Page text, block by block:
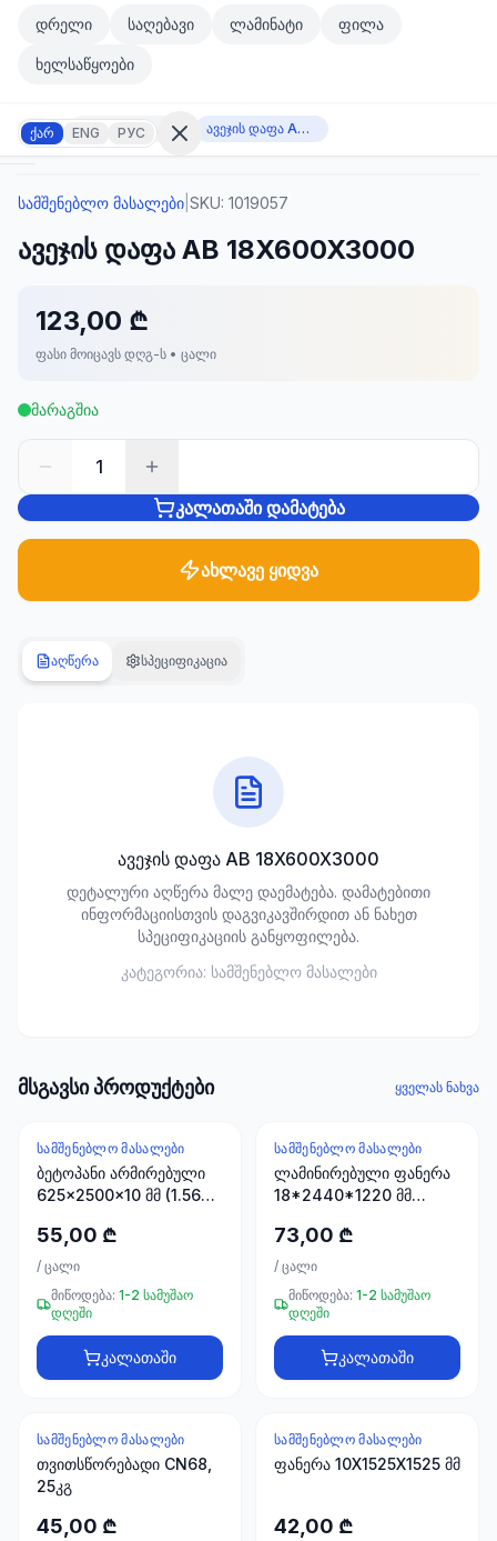
მთავარ კონტენტზე გადასვლა
მთავარ კონტენტზე გადასვლა
დრელი საღებავი ლამინატი ფილა
ხელსაწყოები
ქარ ENG РУС
შესვლა
არ
გაქვთ
ᲙᲐᲢᲔᲒᲝᲠᲘᲔᲑᲘ
სანტექნიკა
ეზო
701
კლიმატური
ტექნიკა
ელექტრო
მასალები
პროდუქტი
სამაგრები
პროდუქტი
სახლი და
ინტერიერი
10
პროდუქტი
+995
23
66
33
სამშენებლო მასალები ავეჯის დაფა АВ 18X600X3000
სამშენებლო მასალები SKU: 1019057
ავეჯის დაფა АВ 18X600X3000
123,00 ₾
ფასი მოიცავს დღგ-ს • ცალი
მარაგშია
1
კალათაში დამატება
ახლავე ყიდვა
აღწერა სპეციფიკაცია
ავეჯის დაფა АВ 18X600X3000
დეტალური აღწერა მალე დაემატება. დამატებითი
ინფორმაციისთვის დაგვიკავშირდით ან ნახეთ
სპეციფიკაციის განყოფილება.
კატეგორია: სამშენებლო მასალები
მსგავსი პროდუქტები ყველას ნახვა
ᲡᲐᲛᲨᲔᲜᲔᲑᲚᲝ ᲛᲐᲡᲐᲚᲔᲑᲘ
ბეტოპანი არმირებული
625x2500x10 მმ (1.5625
55,00 ₾
/ ცალი
მიწოდება: 1-2 სამუშაო
დღეში
კალათაში
ᲡᲐᲛᲨᲔᲜᲔᲑᲚᲝ ᲛᲐᲡᲐᲚᲔᲑᲘ
ლამინირებული ფანერა
18*2440*1220 მმ
73,00 ₾
/ ცალი
მიწოდება: 1-2 სამუშაო
დღეში
კალათაში
ᲡᲐᲛᲨᲔᲜᲔᲑᲚᲝ ᲛᲐᲡᲐᲚᲔᲑᲘ
თვითსწორებადი CN68,
25კგ
45,00 ₾
ᲡᲐᲛᲨᲔᲜᲔᲑᲚᲝ ᲛᲐᲡᲐᲚᲔᲑᲘ
ფანერა 10X1525X1525 მმ
42,00 ₾